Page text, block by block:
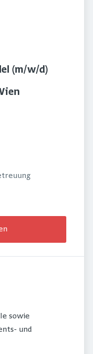
(m/w/d)
sowie
und